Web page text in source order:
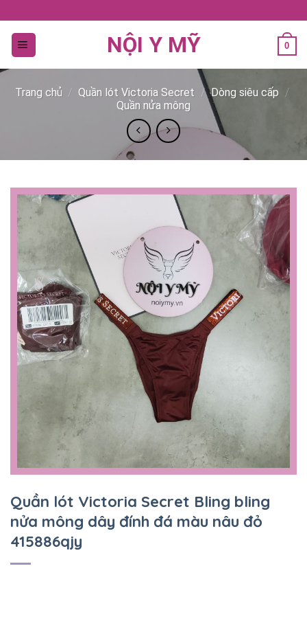
qua
dung
NỘI Y MỸ 0
Trang chủ / Quần lót Victoria Secret / Dòng siêu cấp /
Quần nửa mông
Quần lót Victoria Secret Bling bling
nửa mông dây đính đá màu nâu đỏ
415886qjy